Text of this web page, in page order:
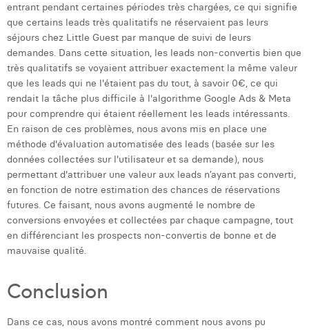
entrant pendant certaines périodes très chargées, ce qui signifie
que certains leads très qualitatifs ne réservaient pas leurs
séjours chez Little Guest par manque de suivi de leurs
demandes. Dans cette situation, les leads non-convertis bien que
très qualitatifs se voyaient attribuer exactement la même valeur
que les leads qui ne l'étaient pas du tout, à savoir 0€, ce qui
rendait la tâche plus difficile à l'algorithme Google Ads & Meta
pour comprendre qui étaient réellement les leads intéressants.
En raison de ces problèmes, nous avons mis en place une
méthode d'évaluation automatisée des leads (basée sur les
données collectées sur l'utilisateur et sa demande), nous
permettant d'attribuer une valeur aux leads n’ayant pas converti,
en fonction de notre estimation des chances de réservations
futures. Ce faisant, nous avons augmenté le nombre de
conversions envoyées et collectées par chaque campagne, tout
en différenciant les prospects non-convertis de bonne et de
mauvaise qualité.
Conclusion
Dans ce cas, nous avons montré comment nous avons pu